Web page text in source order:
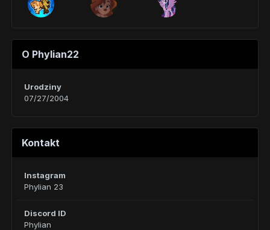
O Phylian22
Urodziny
07/27/2004
Kontakt
Instagram
Phylian 23
Discord ID
Phylian